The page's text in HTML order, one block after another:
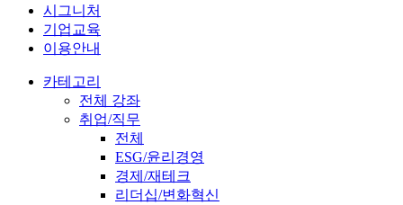
시그니처
기업교육
이용안내
카테고리
전체 강좌
취업/직무
전체
ESG/윤리경영
경제/재테크
리더십/변화혁신